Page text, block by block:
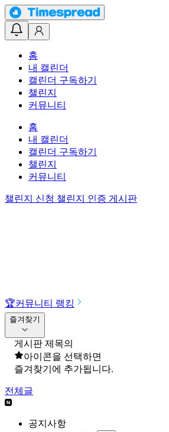
홈
내 캘린더
캘린더 구독하기
챌린지
커뮤니티
홈
내 캘린더
캘린더 구독하기
챌린지
커뮤니티
챌린지 신청 챌린지 인증 게시판
🏆커뮤니티 랭킹
즐겨찾기
게시판 제목의
아이콘을 선택하면
즐겨찾기에 추가됩니다.
전체글
공지사항